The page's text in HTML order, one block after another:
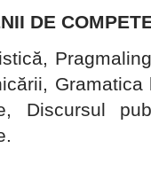
DE
Discursul